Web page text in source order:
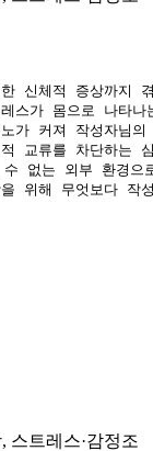
신체적 증상까지
스가 몸으로 나타
가 커져 작성자님
교류를 차단하는
없는 외부 환경으
위해 무엇보다 작
스트레스·감정조